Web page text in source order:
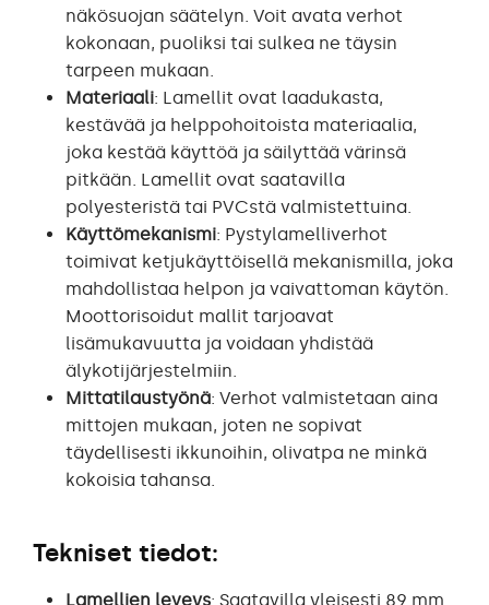
näkösuojan säätelyn. Voit avata verhot
kokonaan, puoliksi tai sulkea ne täysin
tarpeen mukaan.
Materiaali: Lamellit ovat laadukasta,
kestävää ja helppohoitoista materiaalia,
joka kestää käyttöä ja säilyttää värinsä
pitkään. Lamellit ovat saatavilla
polyesteristä tai PVCstä valmistettuina.
Käyttömekanismi: Pystylamelliverhot
toimivat ketjukäyttöisellä mekanismilla, joka
mahdollistaa helpon ja vaivattoman käytön.
Moottorisoidut mallit tarjoavat
lisämukavuutta ja voidaan yhdistää
älykotijärjestelmiin.
Mittatilaustyönä: Verhot valmistetaan aina
mittojen mukaan, joten ne sopivat
täydellisesti ikkunoihin, olivatpa ne minkä
kokoisia tahansa.
Tekniset tiedot:
Lamellien leveys: Saatavilla yleisesti 89 mm